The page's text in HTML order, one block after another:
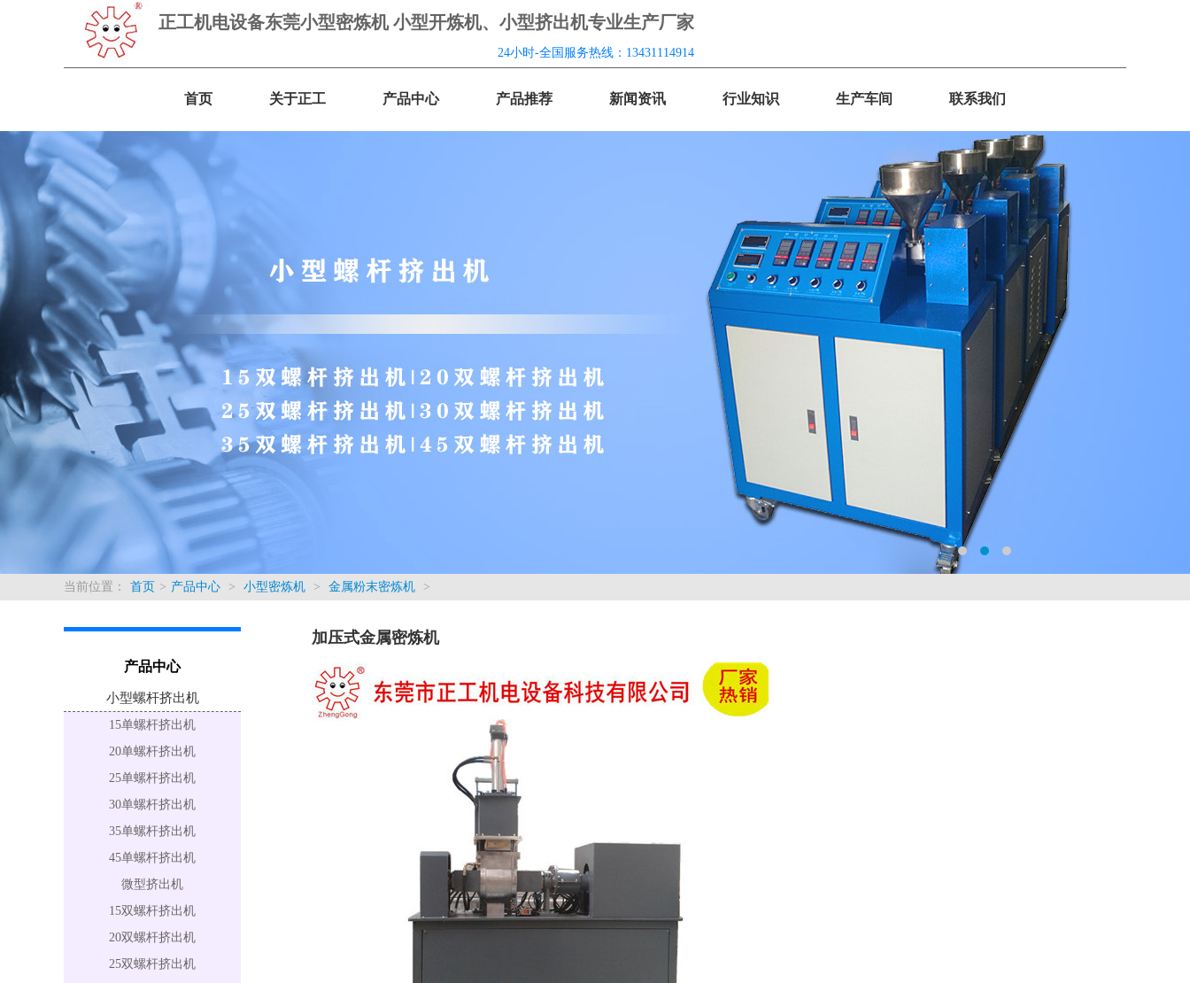
正工机电设备东莞小型密炼机 小型开炼机、小型挤出机专业生产厂家
24小时-全国服务热线：13431114914
首页 关于正工 产品中心 产品推荐 新闻资讯 行业知识 生产车间 联系我们
当前位置： 首页 > 产品中心 > 小型密炼机 > 金属粉末密炼机 >
产品中心
小型螺杆挤出机
15单螺杆挤出机
20单螺杆挤出机
25单螺杆挤出机
30单螺杆挤出机
35单螺杆挤出机
45单螺杆挤出机
微型挤出机
15双螺杆挤出机
20双螺杆挤出机
25双螺杆挤出机
加压式金属密炼机